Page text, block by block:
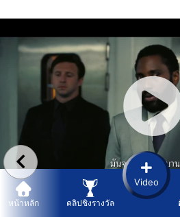
หน้าหลัก คลิปชิงรางวัล
Video